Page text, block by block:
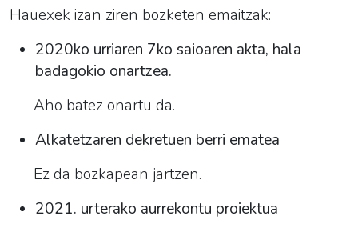
Hauexek izan ziren bozketen emaitzak:
2020ko urriaren 7ko saioaren akta, hala
badagokio onartzea.
Aho batez onartu da.
Alkatetzaren dekretuen berri ematea
Ez da bozkapean jartzen.
2021. urterako aurrekontu proiektua